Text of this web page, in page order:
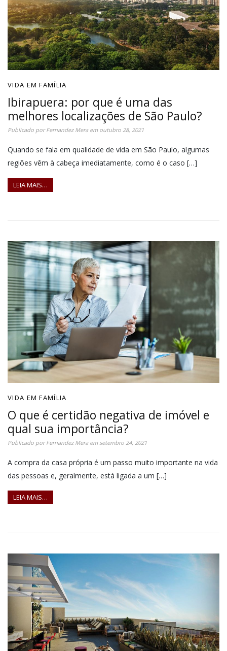
VIDA EM FAMÍLIA
Ibirapuera: por que é uma das
melhores localizações de São Paulo?
Publicado porFernandez Meraem outubro 28, 2021
Quando se fala em qualidade de vida em São Paulo, algumas
regiões vêm à cabeça imediatamente, como é o caso […]
LEIA MAIS…
VIDA EM FAMÍLIA
O que é certidão negativa de imóvel e
qual sua importância?
Publicado porFernandez Meraem setembro 24, 2021
A compra da casa própria é um passo muito importante na vida
das pessoas e, geralmente, está ligada a um […]
LEIA MAIS…